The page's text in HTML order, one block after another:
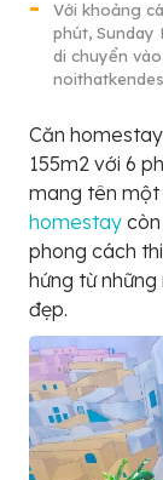
Với khoảng
phút, Sunday
di chuyển
Căn
155m2 với 6
mang tên một
homestay
phong cách
hứng từ
đẹp.